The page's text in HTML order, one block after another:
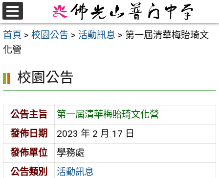
跳
至
主
要
首頁 > 校園公告 > 活動訊息 > 第一屆清華梅貽琦文
化營
校園公告
公告主旨
第一屆清華梅貽琦文化營
發佈日期
2023 年 2 月 17 日
發佈單位
學務處
公告類別
活動訊息
選
單